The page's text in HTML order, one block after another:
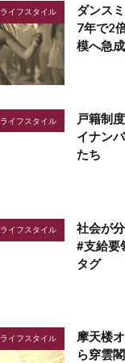
ライフスタイル
ダンス
7年で2
模へ急
ライフスタイル
戸籍制
イナン
たち
ライフスタイル
社会が
#支給要
タグ
ライフスタイル
摩天楼
ら穿雲